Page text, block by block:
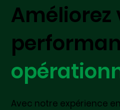
Améliorez
Avec notre expérience